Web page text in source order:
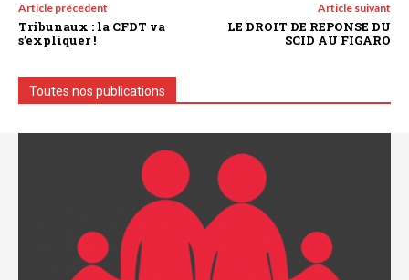
Article précédent
Tribunaux : la CFDT va
s’expliquer !
Article suivant
LE DROIT DE REPONSE DU
SCID AU FIGARO
Toutes nos publications